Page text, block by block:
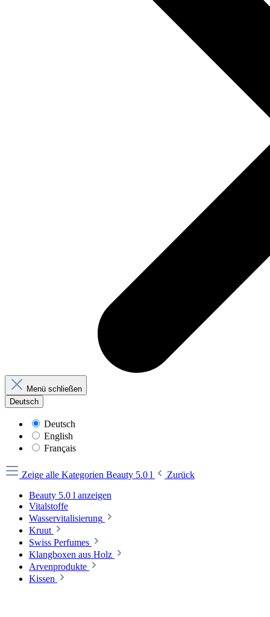
Menü schließen
Deutsch
Deutsch
English
Français
Zeige alle Kategorien Beauty 5.0 l
Zurück
Beauty 5.0 l anzeigen
Vitalstoffe
Wasservitalisierung
Kruut
Swiss Perfumes
Klangboxen aus Holz
Arvenprodukte
Kissen